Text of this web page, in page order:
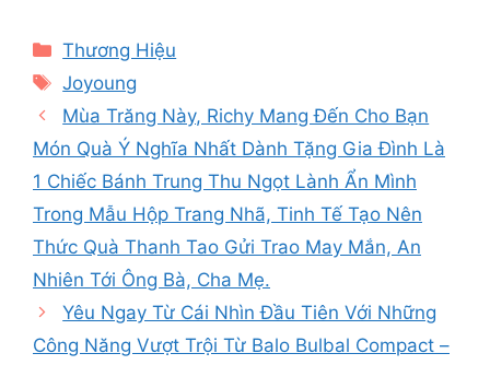
Categories
Thương Hiệu
Tags
Joyoung
Mùa Trăng Này, Richy Mang Đến Cho Bạn
Món Quà Ý Nghĩa Nhất Dành Tặng Gia Đình Là
1 Chiếc Bánh Trung Thu Ngọt Lành Ẩn Mình
Trong Mẫu Hộp Trang Nhã, Tinh Tế Tạo Nên
Thức Quà Thanh Tao Gửi Trao May Mắn, An
Nhiên Tới Ông Bà, Cha Mẹ.
Yêu Ngay Từ Cái Nhìn Đầu Tiên Với Những
Công Năng Vượt Trội Từ Balo Bulbal Compact –